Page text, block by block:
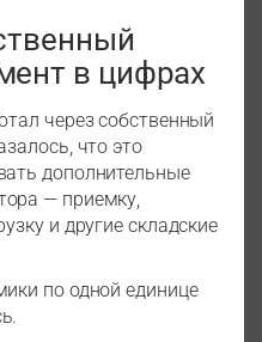
в цифрах
через собственный
что это
дополнительные
— приемку,
и другие складские
по одной единице